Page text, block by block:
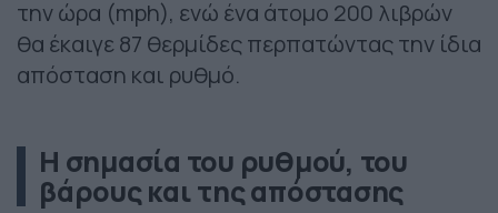
την ώρα (mph), ενώ ένα άτομο 200 λιβρών
θα έκαιγε 87 θερμίδες περπατώντας την ίδια
απόσταση και ρυθμό.
Η σημασία του ρυθμού, του
βάρους και της απόστασης